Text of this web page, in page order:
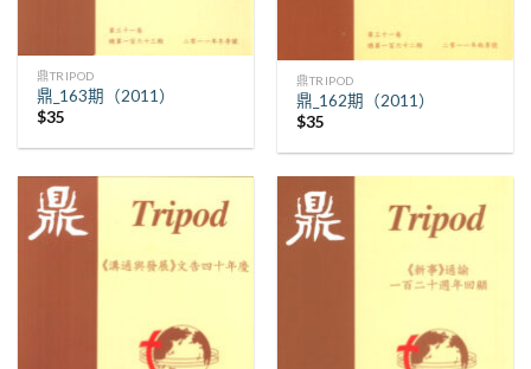
鼎TRIPOD
鼎_163期（2011）
$35
鼎TRIPOD
鼎_162期（2011）
$35